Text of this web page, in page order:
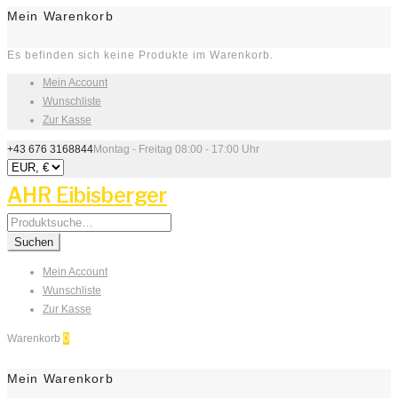
Mein Warenkorb
Es befinden sich keine Produkte im Warenkorb.
Mein Account
Wunschliste
Zur Kasse
+43 676 3168844Montag - Freitag 08:00 - 17:00 Uhr
AHR Eibisberger
Search
for:
Suchen
Mein Account
Wunschliste
Zur Kasse
Warenkorb 0
Mein Warenkorb